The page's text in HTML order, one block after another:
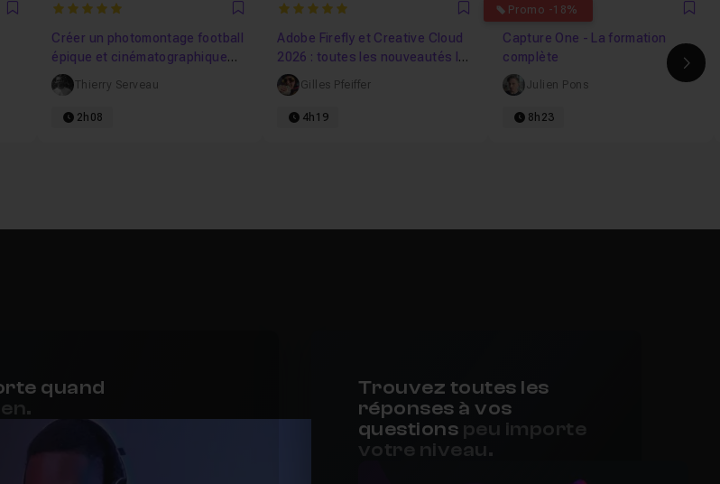
Favori
5 Favori
Créer un photomontage football
épique et cinématographique
sur Photoshop
Thierry Serveau
2h08
5 Favori
Adobe Firefly et Creative Cloud
2026 : toutes les nouveautés IA
expliquées
Gilles Pfeiffer
4h19
Promo -18%
4.4444444444444
Capture One - La formation
complète
Julien Pons
8h23
quand
Trouvez toutes les
réponses à vos
questions peu importe
votre niveau.